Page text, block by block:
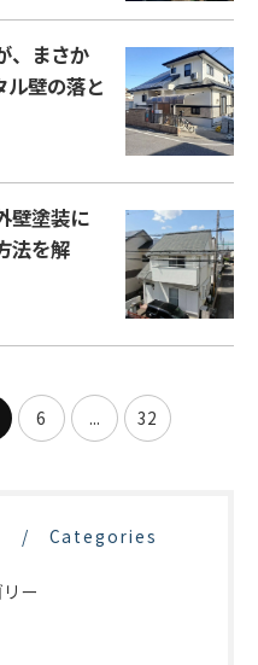
、まさか
壁の落と
壁塗装に
法を解
6 ... 32
Categories
ー